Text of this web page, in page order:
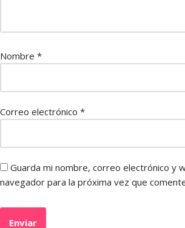
Nombre *
Correo electrónico *
Guarda mi nombre, correo electrónico y
navegador para la próxima vez que